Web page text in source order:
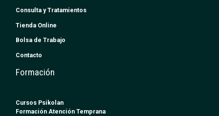
Consulta y Tratamientos
Tienda Online
Bolsa de Trabajo
Contacto
Formación
Cursos Psikolan
Formación Atención Temprana